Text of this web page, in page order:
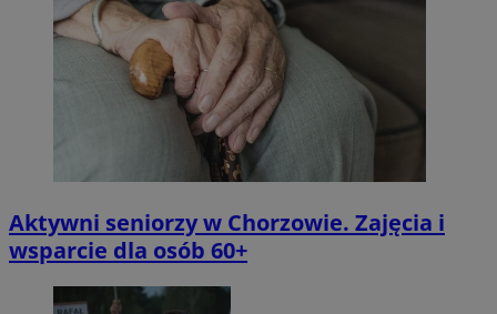
Aktywni seniorzy w Chorzowie. Zajęcia i
wsparcie dla osób 60+